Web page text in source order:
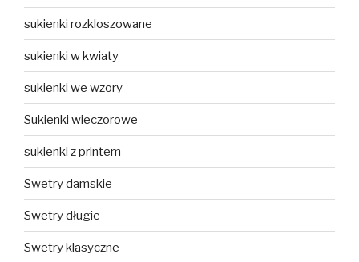
sukienki rozkloszowane
sukienki w kwiaty
sukienki we wzory
Sukienki wieczorowe
sukienki z printem
Swetry damskie
Swetry długie
Swetry klasyczne